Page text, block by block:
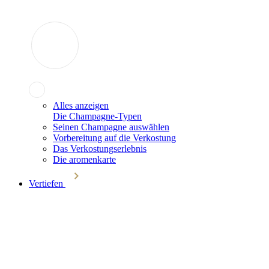
Alles anzeigen
Die Champagne-Typen
Seinen Champagne auswählen
Vorbereitung auf die Verkostung
Das Verkostungserlebnis
Die aromenkarte
Vertiefen